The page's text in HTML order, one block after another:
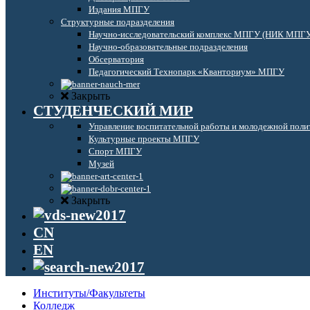
Издания МПГУ
Структурные подразделения
Научно-исследовательский комплекс МПГУ (НИК
Научно-образовательные подразделения
Обсерватория
Педагогический Технопарк «Кванториум» МПГУ
Закрыть
СТУДЕНЧЕСКИЙ МИР
Управление воспитательной работы и молодежной
Культурные проекты МПГУ
Спорт МПГУ
Музей
Закрыть
CN
EN
Институты/Факультеты
Колледж